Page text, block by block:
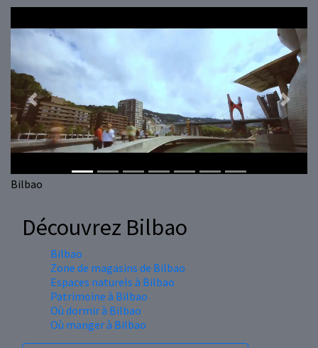
Bilbao
Previous Next
Découvrez Bilbao
Bilbao
Zone de magasins de Bilbao
Espaces naturels à Bilbao
Patrimoine à Bilbao
Où dormir à Bilbao
Où manger à Bilbao